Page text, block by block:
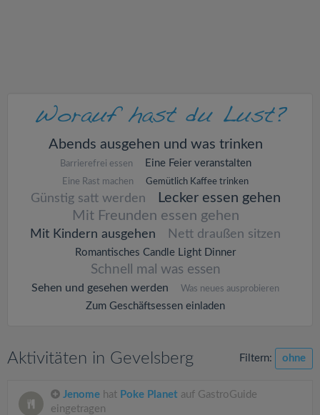
Abends ausgehen und was trinken
Barrierefrei essen Eine Feier veranstalten
Eine Rast machen Gemütlich Kaffee trinken
Günstig satt werden
Lecker essen gehen
Mit Freunden essen gehen
Mit Kindern ausgehen Nett draußen sitzen
Romantisches Candle Light Dinner
Schnell mal was essen
Sehen und gesehen werden Was neues ausprobieren
Zum Geschäftsessen einladen
Aktivitäten in Gevelsberg Filtern: ohne
Jenome hat Poke Planet auf GastroGuide
eingetragen